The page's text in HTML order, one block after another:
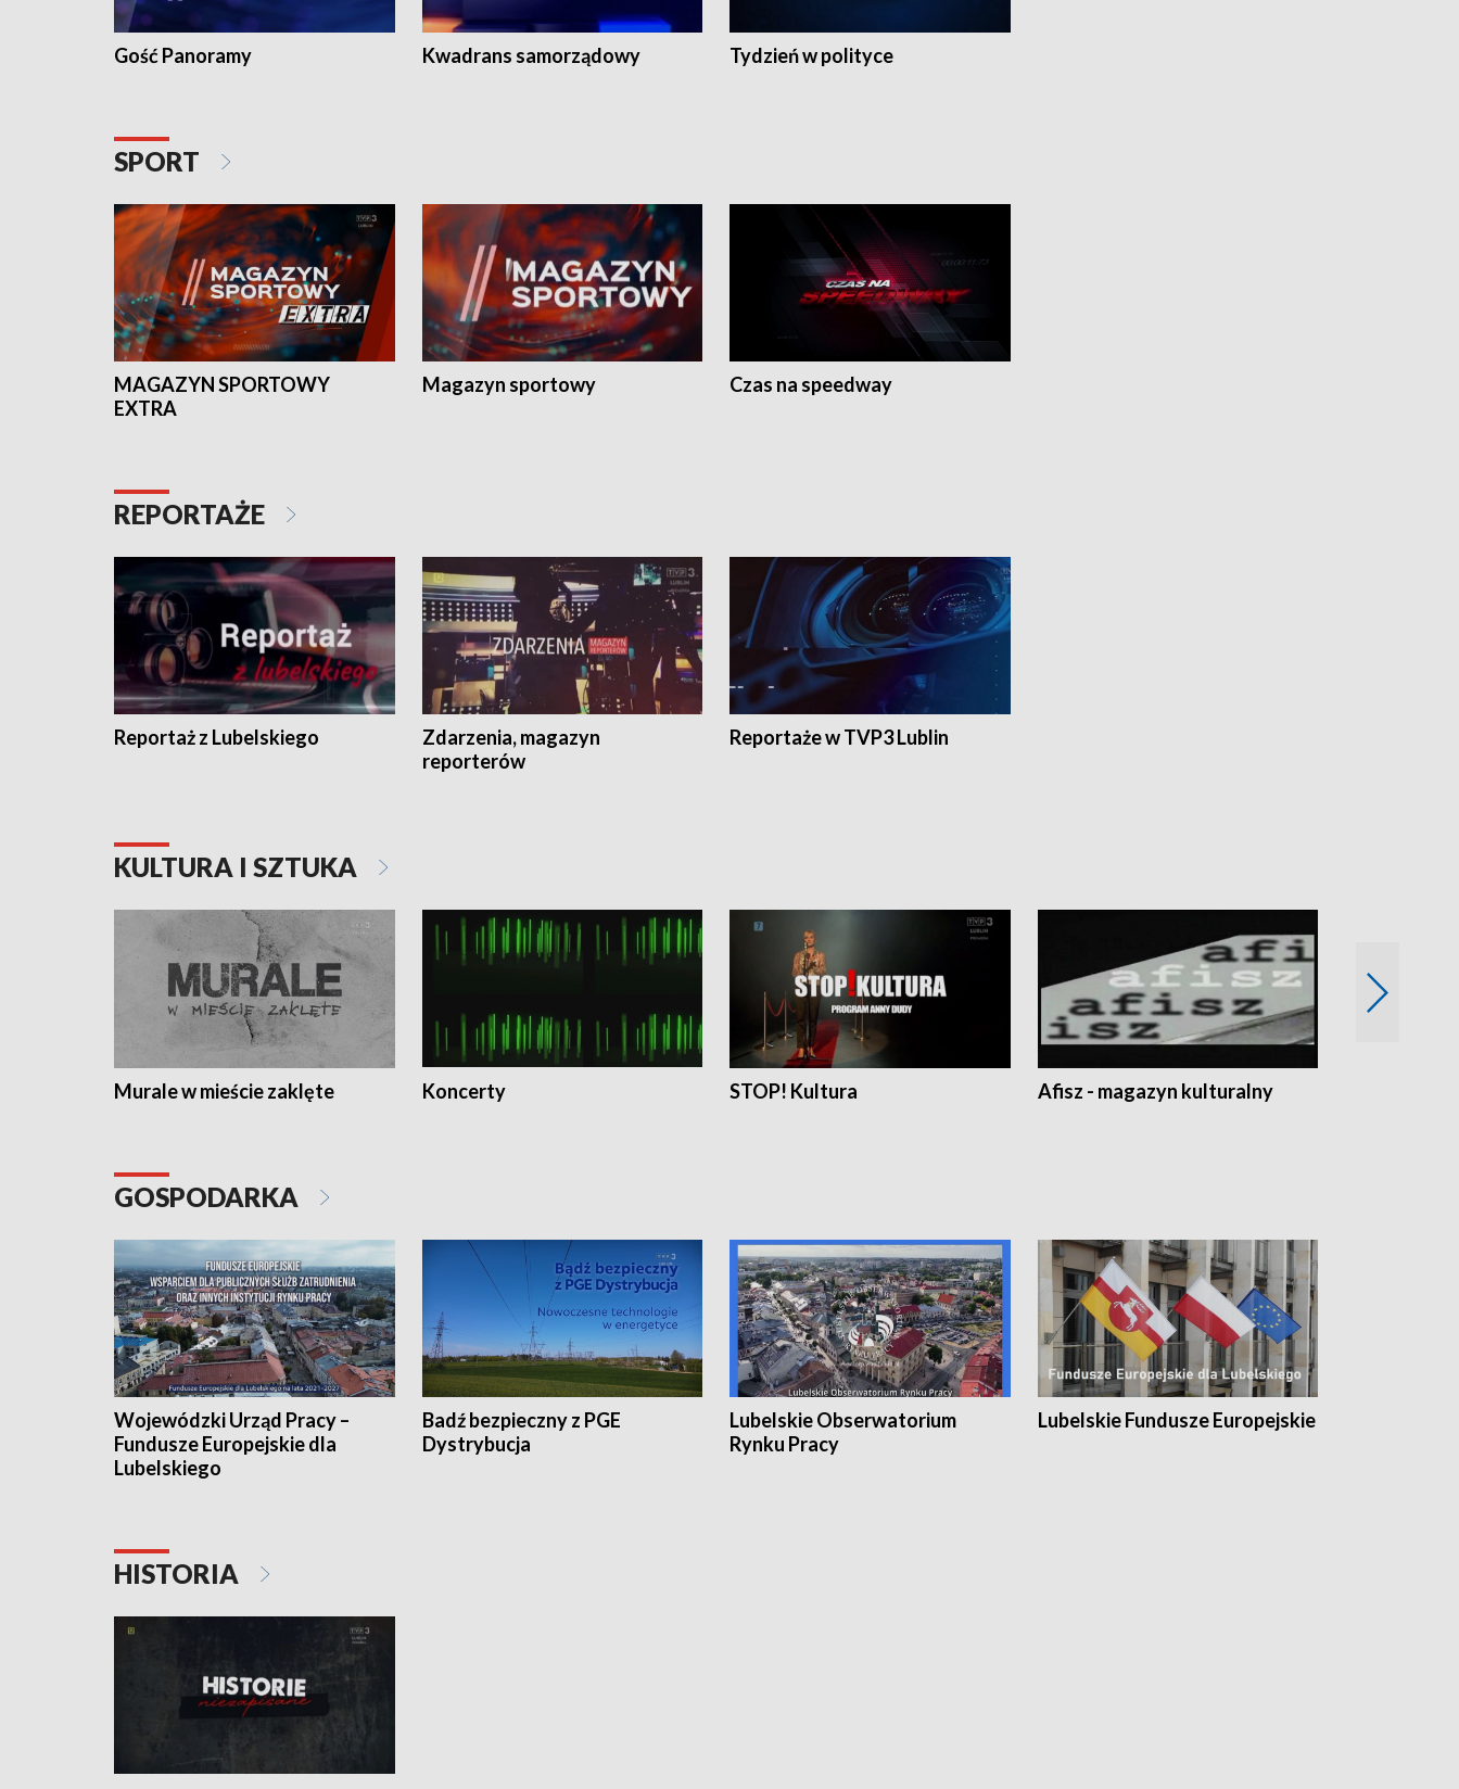
Gość Panoramy Kwadrans samorządowy Tydzień w polityce
SPORT
MAGAZYN SPORTOWY
EXTRA
Magazyn sportowy Czas na speedway
REPORTAŻE
Reportaż z Lubelskiego
Zdarzenia, magazyn
reporterów
Reportaże w TVP3 Lublin
KULTURA I SZTUKA
Murale w mieście zaklęte Koncerty STOP! Kultura Afisz - magazyn kulturalny
GOSPODARKA
Wojewódzki Urząd Pracy –
Fundusze Europejskie dla
Lubelskiego
Badź bezpieczny z PGE
Dystrybucja
Lubelskie Obserwatorium
Rynku Pracy
Lubelskie Fundusze Europejskie
HISTORIA